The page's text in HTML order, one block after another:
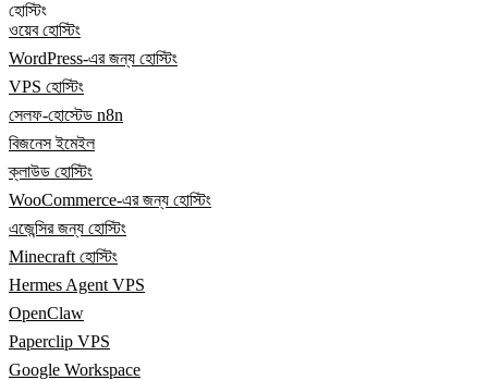
হোস্টিং
ওয়েব হোস্টিং
WordPress-এর জন্য হোস্টিং
VPS হোস্টিং
সেলফ-হোস্টেড n8n
বিজনেস ইমেইল
ক্লাউড হোস্টিং
WooCommerce-এর জন্য হোস্টিং
এজেন্সির জন্য হোস্টিং
Minecraft হোস্টিং
Hermes Agent VPS
OpenClaw
Paperclip VPS
Google Workspace